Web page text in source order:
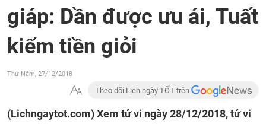
giáp: Dần được ưu ái, Tuất
kiếm tiền giỏi
Thứ Năm, 27/12/2018
Theo dõi Lịch ngày TỐT trên
(Lichngaytot.com)Xem tử vi ngày 28/12/2018, tử vi